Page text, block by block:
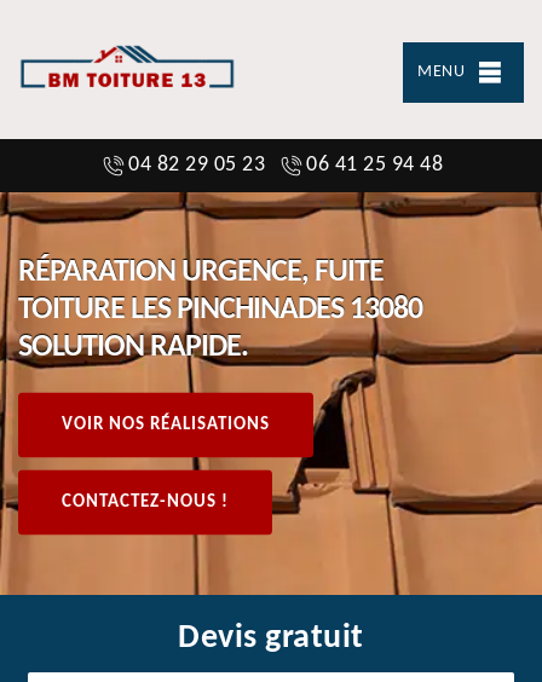
MENU
04 82 29 05 23 06 41 25 94 48
RÉPARATION URGENCE, FUITE
TOITURE LES PINCHINADES 13080
SOLUTION RAPIDE.
VOIR NOS RÉALISATIONS
CONTACTEZ-NOUS !
Devis gratuit